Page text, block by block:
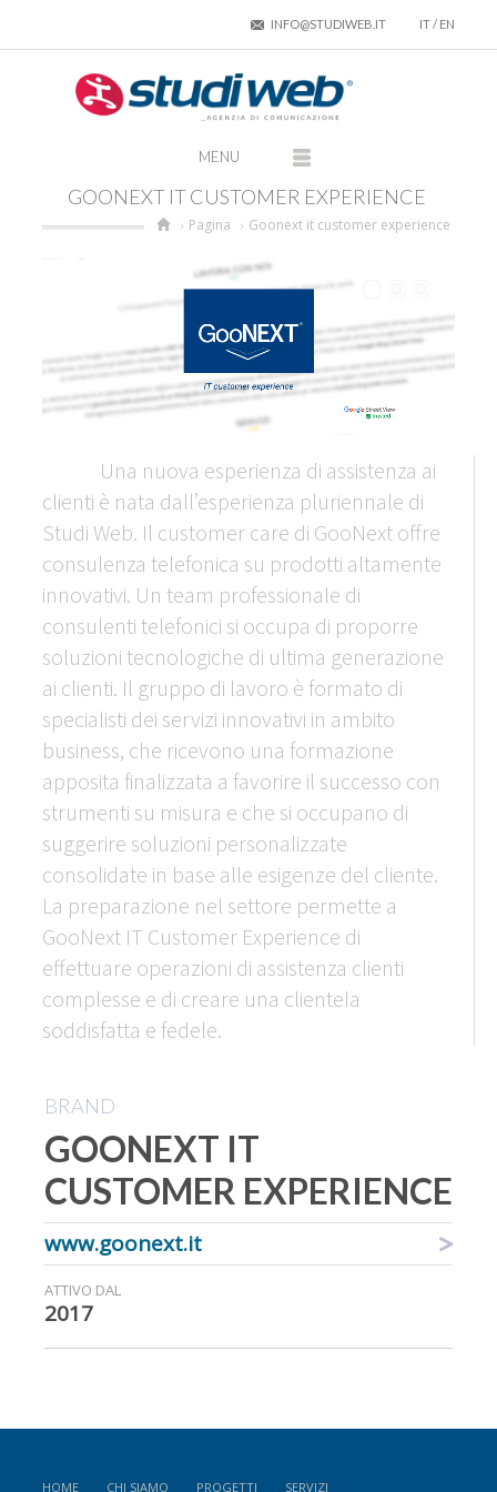
INFO@STUDIWEB.IT IT/ EN
GOONEXT IT CUSTOMER EXPERIENCE
Pagina Goonext it customer experience
Una nuova esperienza di assistenza ai
clienti è nata dall’esperienza pluriennale di
Studi Web. Il customer care di GooNext offre
consulenza telefonica su prodotti altamente
innovativi. Un team professionale di
consulenti telefonici si occupa di proporre
soluzioni tecnologiche di ultima generazione
ai clienti. Il gruppo di lavoro è formato di
specialisti dei servizi innovativi in ambito
business, che ricevono una formazione
apposita finalizzata a favorire il successo con
strumenti su misura e che si occupano di
suggerire soluzioni personalizzate
consolidate in base alle esigenze del cliente.
La preparazione nel settore permette a
GooNext IT Customer Experience di
effettuare operazioni di assistenza clienti
complesse e di creare una clientela
soddisfatta e fedele.
BRAND
GOONEXT IT
CUSTOMER EXPERIENCE
www.goonext.it
ATTIVO DAL
2017
HOME CHI SIAMO PROGETTI SERVIZI